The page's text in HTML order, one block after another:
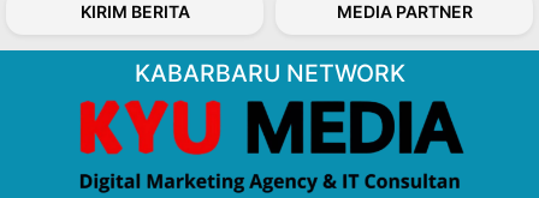
KIRIM BERITA MEDIA PARTNER
KABARBARU NETWORK